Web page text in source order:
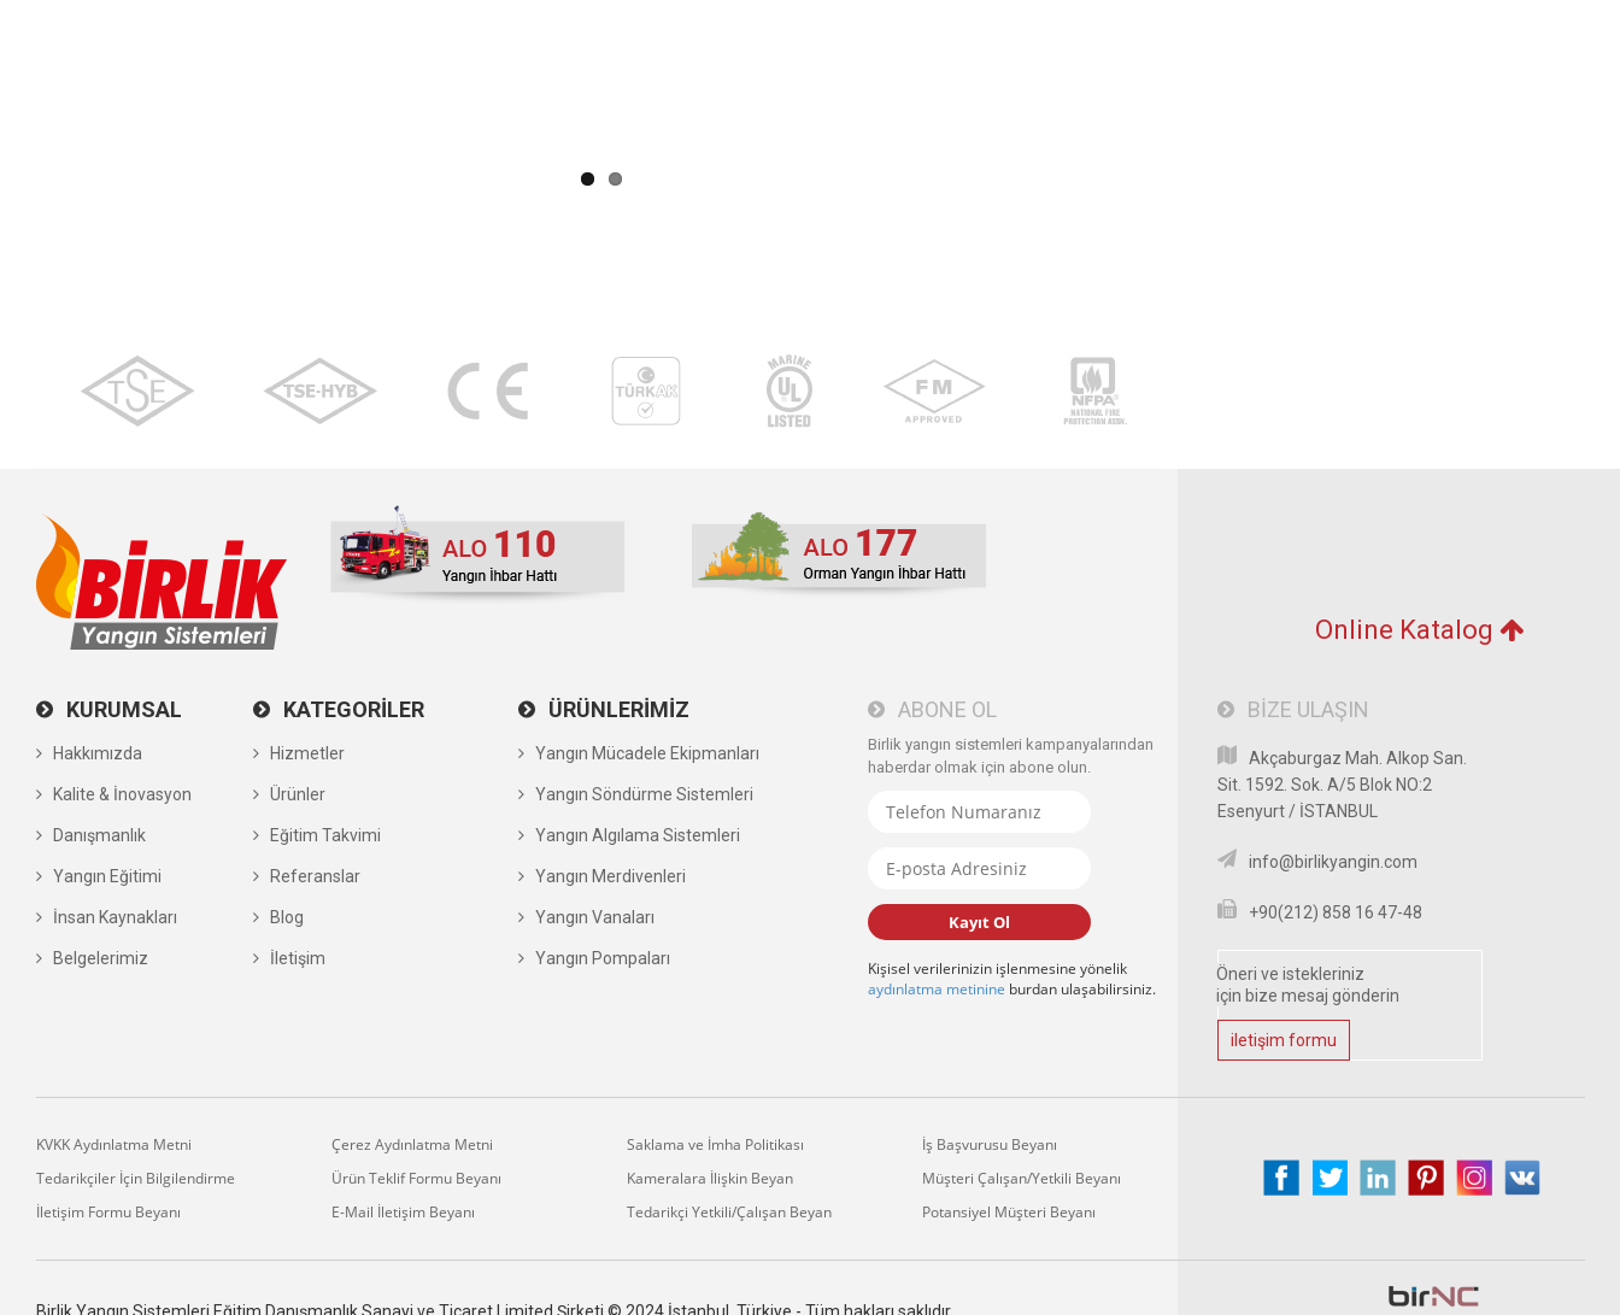
Online Katalog
KURUMSAL
Hakkımızda
Kalite & İnovasyon
Danışmanlık
Yangın Eğitimi
İnsan Kaynakları
Belgelerimiz
KATEGORİLER
Hizmetler
Ürünler
Eğitim Takvimi
Referanslar
Blog
İletişim
ÜRÜNLERİMİZ
Yangın Mücadele Ekipmanları
Yangın Söndürme Sistemleri
Yangın Algılama Sistemleri
Yangın Merdivenleri
Yangın Vanaları
Yangın Pompaları
ABONE OL
Birlik yangın sistemleri kampanyalarından
haberdar olmak için abone olun.
Kayıt Ol
Kişisel verilerinizin işlenmesine yönelik
aydınlatma metinine burdan ulaşabilirsiniz.
BİZE ULAŞIN
Akçaburgaz Mah. Alkop San.
Sit. 1592. Sok. A/5 Blok NO:2
Esenyurt / İSTANBUL
info@birlikyangin.com
+90(212) 858 16 47-48
Öneri ve istekleriniz
için bize mesaj gönderin
iletişim formu
KVKK Aydınlatma Metni Çerez Aydınlatma Metni Saklama ve İmha Politikası
İş Başvurusu Beyanı
Tedarikçiler İçin Bilgilendirme
Ürün Teklif Formu Beyanı Kameralara İlişkin Beyan
Müşteri Çalışan/Yetkili Beyanı
İletişim Formu Beyanı
E-Mail İletişim Beyanı Tedarikçi Yetkili/Çalışan Beyanı Potansiyel Müşteri Beyanı